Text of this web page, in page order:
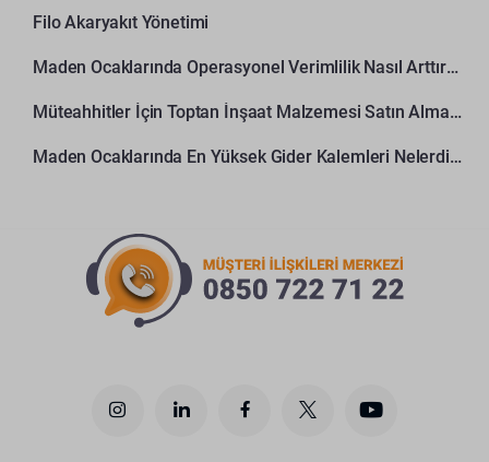
Filo Akaryakıt Yönetimi
Maden Ocaklarında Operasyonel Verimlilik Nasıl Arttırılır?
Müteahhitler İçin Toptan İnşaat Malzemesi Satın Alma Rehberi
Maden Ocaklarında En Yüksek Gider Kalemleri Nelerdir?